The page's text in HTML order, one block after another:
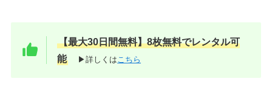
【最大30日間無料】8枚無料でレンタル可
能
▶詳しくは こちら